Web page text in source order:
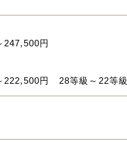
247,500円
222,500円 28等級～22等級